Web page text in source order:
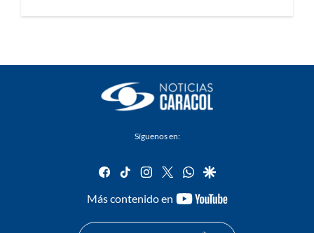
Síguenos en:
facebook
tiktok instagram
twitterwhatsapp
google
Más contenido en
youtube-